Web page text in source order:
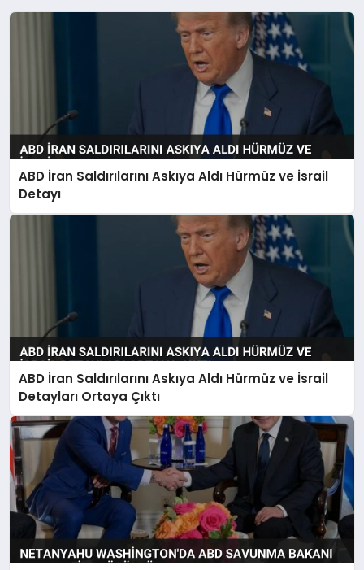
ABD İran Saldırılarını Askıya Aldı Hürmüz ve İsrail
Detayı
ABD İran Saldırılarını Askıya Aldı Hürmüz ve İsrail
Detayları Ortaya Çıktı